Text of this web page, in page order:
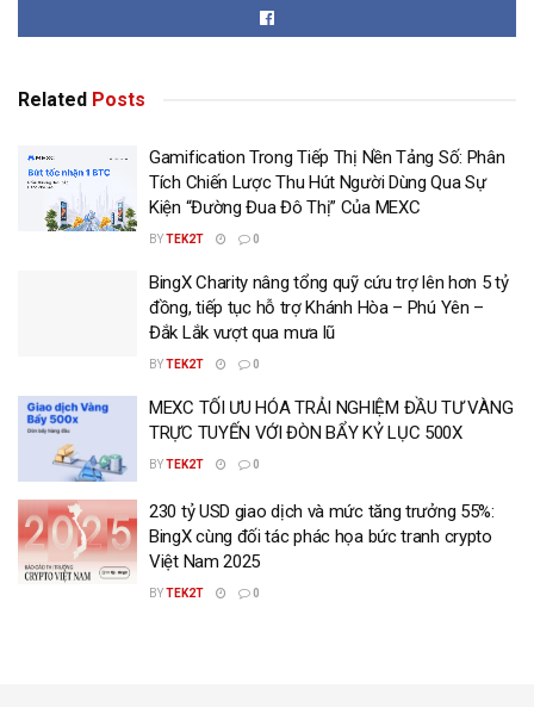
Related Posts
Gamification Trong Tiếp Thị Nền Tảng Số: Phân
Tích Chiến Lược Thu Hút Người Dùng Qua Sự
Kiện “Đường Đua Đô Thị” Của MEXC
BYTEK2T 0
BingX Charity nâng tổng quỹ cứu trợ lên hơn 5 tỷ
đồng, tiếp tục hỗ trợ Khánh Hòa – Phú Yên –
Đắk Lắk vượt qua mưa lũ
BYTEK2T 0
MEXC TỐI ƯU HÓA TRẢI NGHIỆM ĐẦU TƯ VÀNG
TRỰC TUYẾN VỚI ĐÒN BẨY KỶ LỤC 500X
BYTEK2T 0
230 tỷ USD giao dịch và mức tăng trưởng 55%:
BingX cùng đối tác phác họa bức tranh crypto
Việt Nam 2025
BYTEK2T 0